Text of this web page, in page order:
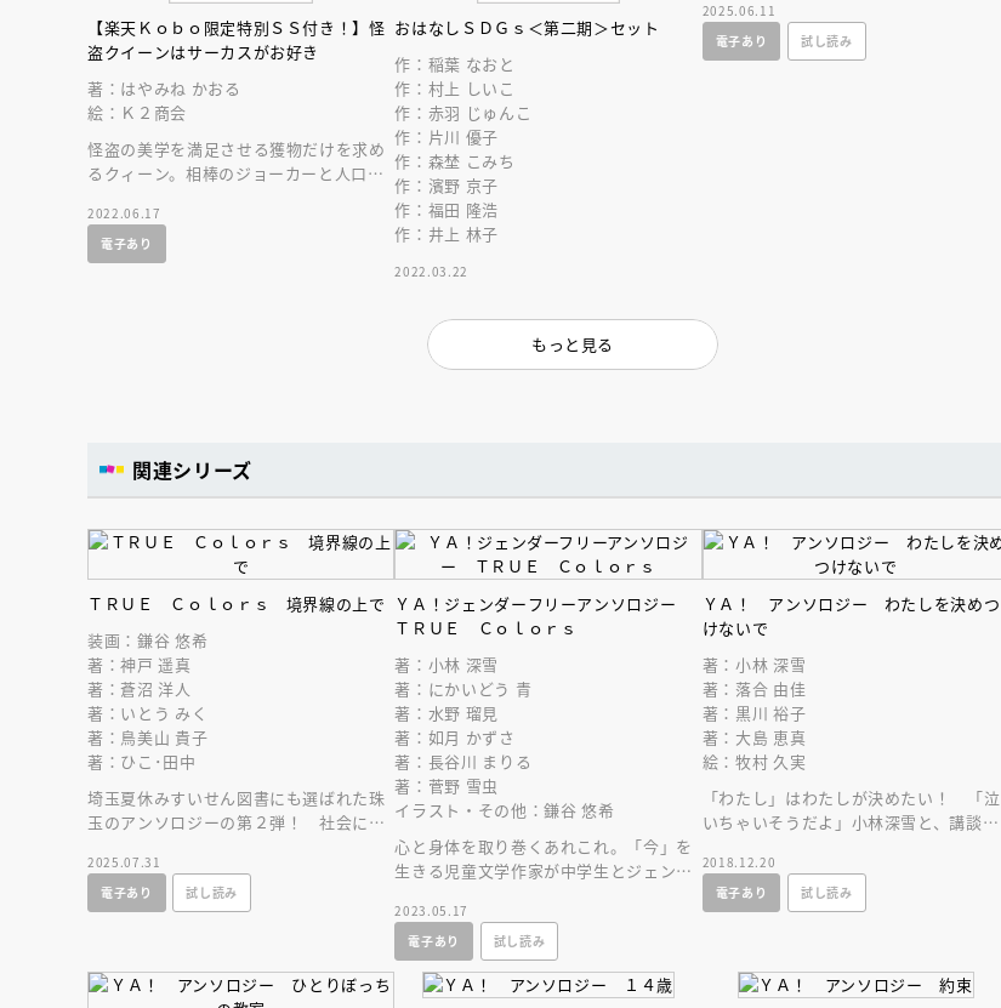
【楽天Ｋｏｂｏ限定特別ＳＳ付き！】怪
盗クイーンはサーカスがお好き
著：はやみね かおる
絵：Ｋ２商会
怪盗の美学を満足させる獲物だけを求め
るクィーン。相棒のジョーカーと人口知
2022.06.17
電子あり
おはなしＳＤＧｓ＜第二期＞セット
作：稲葉 なおと
作：村上 しいこ
作：赤羽 じゅんこ
作：片川 優子
作：森埜 こみち
作：濱野 京子
作：福田 隆浩
作：井上 林子
2022.03.22
る、一大叙事詩！
2025.06.11
電子あり
試し読み
もっと見る
関連シリーズ
ＴＲＵＥ Ｃｏｌｏｒｓ 境界線の上で
装画：鎌谷 悠希
著：神戸 遥真
著：蒼沼 洋人
著：いとう みく
著：鳥美山 貴子
著：ひこ･田中
埼玉夏休みすいせん図書にも選ばれた珠
玉のアンソロジーの第２弾！ 社会に偏
が鋭く描きます。
2025.07.31
電子あり
試し読み
ＹＡ！ジェンダーフリーアンソロジー
ＴＲＵＥ Ｃｏｌｏｒｓ
著：小林 深雪
著：にかいどう 青
著：水野 瑠見
著：如月 かずさ
著：長谷川 まりる
著：菅野 雪虫
イラスト・その他：鎌谷 悠希
心と身体を取り巻くあれこれ。「今」を
生きる児童文学作家が中学生とジェンダ
ンソロジー。
2023.05.17
電子あり
試し読み
ＹＡ！ アンソロジー わたしを決めつ
けないで
著：小林 深雪
著：落合 由佳
著：黒川 裕子
著：大島 恵真
絵：牧村 久実
「わたし」はわたしが決めたい！ 「泣
いちゃいそうだよ」小林深雪と、講談社
ー！ 絵・牧村久実
2018.12.20
電子あり
試し読み
えほん通信
人賞オンラインセミナー 受賞作家
と担当編集者が語る「絵本創作実践
応募締切 2025-10-31